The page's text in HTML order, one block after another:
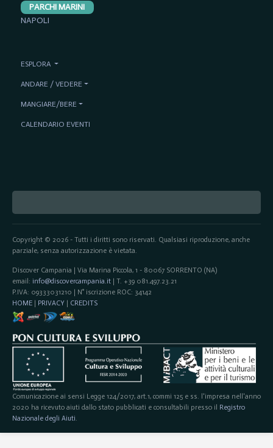
Copyright © 2026 - Tutti i diritti sono riservati. Qualsiasi riproduzione, anche
parziale, senza autorizzazione è vietata.
Discover Campania | Via Marina Piccola, 1 - 80067 SORRENTO (NA)
email: info@discovercampania.it| T. +39 081.497.23.21
P.IVA: 09333031210 | N° iscrizione ROC: 34142
HOME| PRIVACY | CREDITS
Comunicazione ai sensi Legge 124/2017, art.1, commi 125 e ss. l'impresa nell'anno
2020 ha ricevuto aiuti dallo stato pubblicati e consultabili presso il Registro
Nazionale degli Aiuti
PARCHI MARINI
NAPOLI
ESPLORA
ANDARE / VEDERE
MANGIARE/BERE
CALENDARIO EVENTI